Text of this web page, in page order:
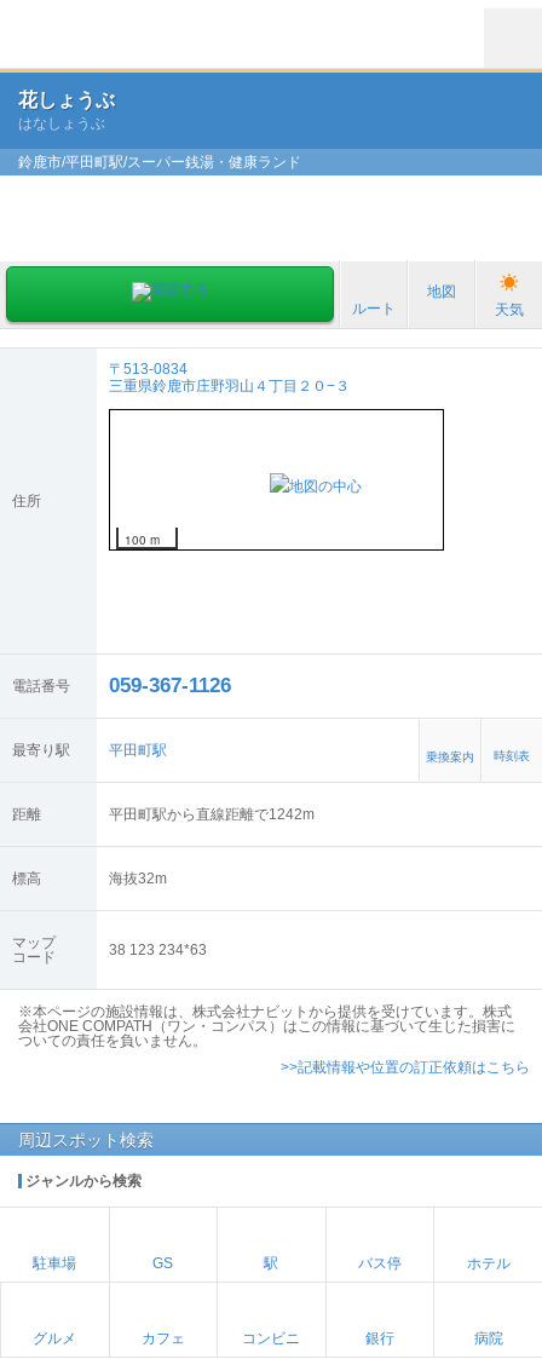
花しょうぶ
はなしょうぶ
鈴鹿市/平田町駅/スーパー銭湯・健康ランド
ルート
地図
天気
住所
〒513-0834
三重県鈴鹿市庄野羽山４丁目２０−３
100 m
電話番号 059-367-1126
最寄り駅 平田町駅 乗換案内 時刻表
距離 平田町駅から直線距離で1242m
標高 海抜32m
マップ
コード
38 123 234*63
※本ページの施設情報は、株式会社ナビットから提供を受けています。株式
会社ONE COMPATH（ワン・コンパス）はこの情報に基づいて生じた損害に
ついての責任を負いません。
>>記載情報や位置の訂正依頼はこちら
周辺スポット検索
ジャンルから検索
駐車場 GS 駅 バス停 ホテル
グルメ カフェ コンビニ 銀行 病院